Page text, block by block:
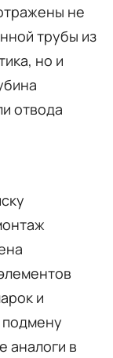
не
трубы из
но и
отвода
и
подмену
аналоги в